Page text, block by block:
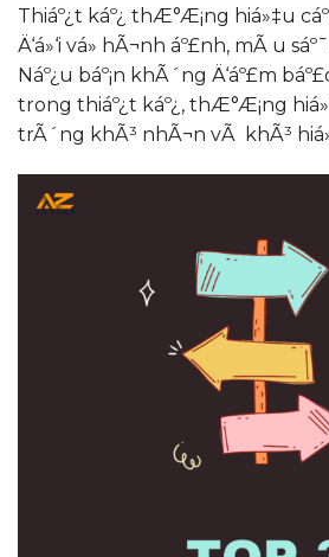
Thiáº¿t káº¿ thÆ°Æ¡ng hiá»‡u
Ä‘á»‘i vá» hÃ¬nh áº£nh, mÃ u
Náº¿u báº¡n khÃ´ng Ä‘áº£m
trong thiáº¿t káº¿, thÆ°Æ¡ng
trÃ´ng khÃ³ nhÃ¬n vÃ khÃ³